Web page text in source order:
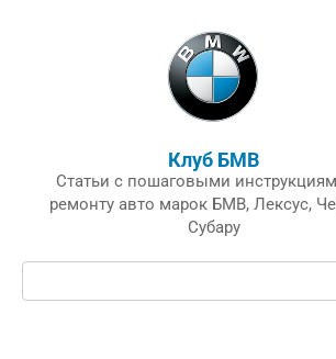
Клуб БМВ
Статьи с пошаговыми
ремонту авто марок БМВ, Лексус,
Субару
Поиск: